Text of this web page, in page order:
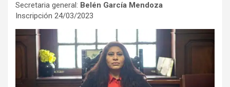
Secretaria general: Belén García Mendoza
Inscripción 24/03/2023